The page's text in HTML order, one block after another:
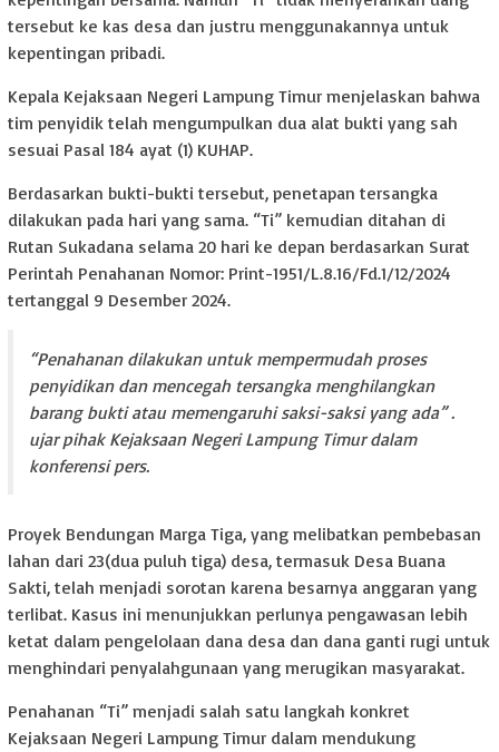
tersebut ke kas desa dan justru menggunakannya untuk
kepentingan pribadi.
Kepala Kejaksaan Negeri Lampung Timur menjelaskan bahwa
tim penyidik telah mengumpulkan dua alat bukti yang sah
sesuai Pasal 184 ayat (1) KUHAP.
Berdasarkan bukti-bukti tersebut, penetapan tersangka
dilakukan pada hari yang sama. “Ti” kemudian ditahan di
Rutan Sukadana selama 20 hari ke depan berdasarkan Surat
Perintah Penahanan Nomor: Print-1951/L.8.16/Fd.1/12/2024
tertanggal 9 Desember 2024.
“Penahanan dilakukan untuk mempermudah proses
penyidikan dan mencegah tersangka menghilangkan
barang bukti atau memengaruhi saksi-saksi yang ada” .
ujar pihak Kejaksaan Negeri Lampung Timur dalam
konferensi pers.
Proyek Bendungan Marga Tiga, yang melibatkan pembebasan
lahan dari 23(dua puluh tiga) desa, termasuk Desa Buana
Sakti, telah menjadi sorotan karena besarnya anggaran yang
terlibat. Kasus ini menunjukkan perlunya pengawasan lebih
ketat dalam pengelolaan dana desa dan dana ganti rugi untuk
menghindari penyalahgunaan yang merugikan masyarakat.
Penahanan “Ti” menjadi salah satu langkah konkret
Kejaksaan Negeri Lampung Timur dalam mendukung